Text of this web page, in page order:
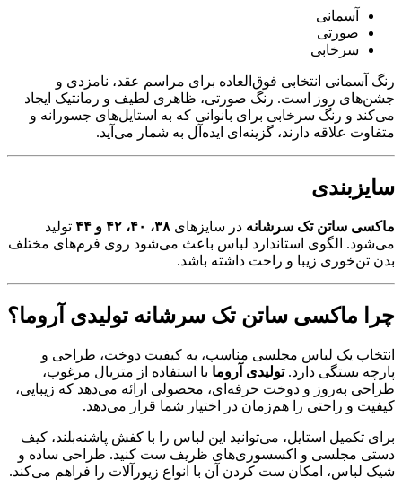
آسمانی
صورتی
سرخابی
رنگ آسمانی انتخابی فوق‌العاده برای مراسم عقد، نامزدی و
جشن‌های روز است. رنگ صورتی، ظاهری لطیف و رمانتیک ایجاد
می‌کند و رنگ سرخابی برای بانوانی که به استایل‌های جسورانه و
متفاوت علاقه دارند، گزینه‌ای ایده‌آل به شمار می‌آید.
سایزبندی
ماکسی ساتن تک سرشانه در سایزهای ۳۸، ۴۰، ۴۲ و ۴۴
تولید
می‌شود. الگوی استاندارد لباس باعث می‌شود روی فرم‌های مختلف
بدن تن‌خوری زیبا و راحت داشته باشد.
چرا ماکسی ساتن تک سرشانه تولیدی آروما؟
انتخاب یک لباس مجلسی مناسب، به کیفیت دوخت، طراحی و
پارچه بستگی دارد.تولیدی آروما با استفاده از متریال مرغوب،
طراحی به‌روز و دوخت حرفه‌ای، محصولی ارائه می‌دهد که زیبایی،
کیفیت و راحتی را هم‌زمان در اختیار شما قرار می‌دهد.
برای تکمیل استایل، می‌توانید این لباس را با کفش پاشنه‌بلند، کیف
دستی مجلسی و اکسسوری‌های ظریف ست کنید. طراحی ساده و
شیک لباس، امکان ست کردن آن با انواع زیورآلات را فراهم می‌کند.